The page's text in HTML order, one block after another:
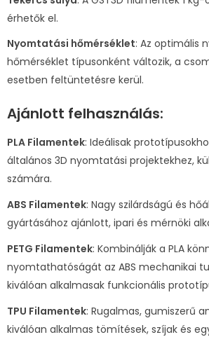
érhetők el.
Nyomtatási hőmérséklet: Az optimális
hőmérséklet típusonként változik, a
esetben feltüntetésre kerül.
Ajánlott felhasználás:
PLA Filamentek: Ideálisak
általános 3D nyomtatási projektekhez,
számára.
ABS Filamentek: Nagy szilárdságú és
gyártásához ajánlott, ipari és mérnöki
PETG Filamentek: Kombinálják a PLA
nyomtathatóságát az ABS mechanikai
kiválóan alkalmasak funkcionális
TPU Filamentek: Rugalmas, gumiszerű
kiválóan alkalmas tömítések, szíjak és